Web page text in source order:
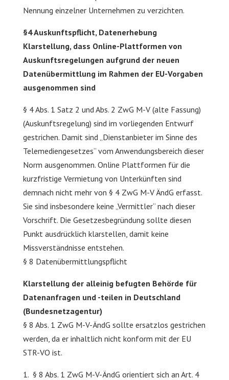
Nennung einzelner Unternehmen zu verzichten.
§4 Auskunftspflicht, Datenerhebung
Klarstellung, dass Online-Plattformen von
Auskunftsregelungen aufgrund der neuen
Datenübermittlung im Rahmen der EU-Vorgaben
ausgenommen sind
§ 4 Abs. 1 Satz 2 und Abs. 2 ZwG M-V (alte Fassung)
(Auskunftsregelung) sind im vorliegenden Entwurf
gestrichen. Damit sind „Dienstanbieter im Sinne des
Telemediengesetzes“ vom Anwendungsbereich dieser
Norm ausgenommen. Online Plattformen für die
kurzfristige Vermietung von Unterkünften sind
demnach nicht mehr von § 4 ZwG M-V ÄndG erfasst.
Sie sind insbesondere keine „Vermittler“ nach dieser
Vorschrift. Die Gesetzesbegründung sollte diesen
Punkt ausdrücklich klarstellen, damit keine
Missverständnisse entstehen.
§ 8 Datenübermittlungspflicht
Klarstellung der alleinig befugten Behörde für
Datenanfragen und -teilen in Deutschland
(Bundesnetzagentur)
§ 8 Abs. 1 ZwG M-V-ÄndG sollte ersatzlos gestrichen
werden, da er inhaltlich nicht konform mit der EU
STR-VO ist.
§ 8 Abs. 1 ZwG M-V-ÄndG orientiert sich an Art. 4